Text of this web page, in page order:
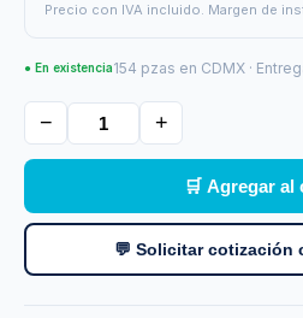
Precio con IVA incluido. Margen de
● En existencia154 pzas en CDMX ·
− +
🛒 Agregar al
💬 Solicitar cotización